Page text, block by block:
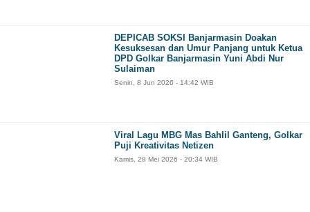
DEPICAB SOKSI Banjarmasin Doakan
Kesuksesan dan Umur Panjang untuk Ketua
DPD Golkar Banjarmasin Yuni Abdi Nur
Sulaiman
Senin, 8 Jun 2026 - 14:42 WIB
Viral Lagu MBG Mas Bahlil Ganteng, Golkar
Puji Kreativitas Netizen
Kamis, 28 Mei 2026 - 20:34 WIB